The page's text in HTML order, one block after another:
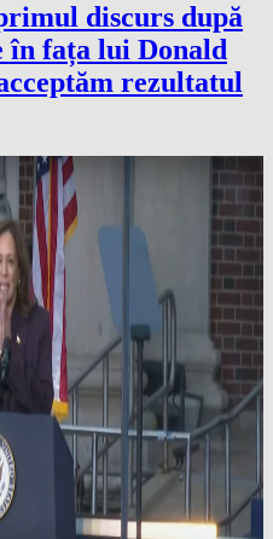
discurs după
în fața lui Donald
rezultatul